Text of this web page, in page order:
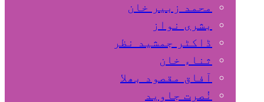
محمد زبیر خان
بشری نواز
ڈاکٹر جمشید نظر
ثناء خان
آفاق مقصود بھلا
نُصرت جاوید